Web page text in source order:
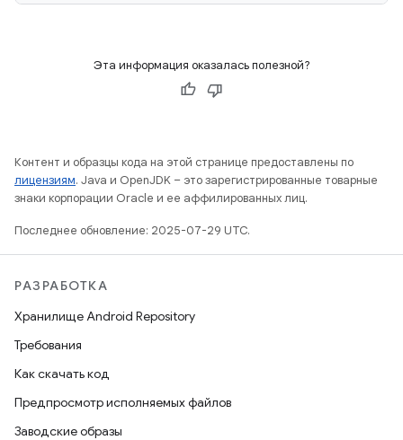
Эта информация оказалась полезной?
Контент и образцы кода на этой странице предоставлены по
лицензиям. Java и OpenJDK – это зарегистрированные товарные
знаки корпорации Oracle и ее аффилированных лиц.
Последнее обновление: 2025-07-29 UTC.
РАЗРАБОТКА
Хранилище Android Repository
Требования
Как скачать код
Предпросмотр исполняемых файлов
Заводские образы